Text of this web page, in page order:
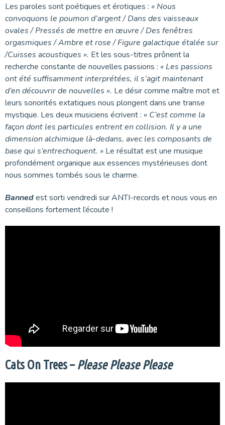
Les paroles sont poétiques et érotiques : « Nous
convoquons le poumon d’argent / Dans des vaisseaux
ovales / Pressés de mettre en œuvre / Des fenêtres
orgasmiques / Ambre et rose / Figure galactique étalée sur
/Cuisses acoustiques ». Et les sous-titres prônent la
recherche constante de nouvelles passions : « Les passions
ont été suffisamment interprétées, il s’agit maintenant
d’en découvrir de nouvelles ». Le désir comme maître mot et
leurs sonorités extatiques nous plongent dans une transe
mystique. Les deux musiciens écrivent : « C’est comme la
façon dont les particules entrent en collision. Il y a une
dimension alchimique là-dedans, avec les composants de
base qui s’entrechoquent. » Le résultat est une musique
profondément organique aux essences mystérieuses dont
nous sommes tombés sous le charme.
Bannedest sorti vendredi sur ANTI-records et nous vous en
conseillons fortement l’écoute !
Cats On Trees – Please Please Please